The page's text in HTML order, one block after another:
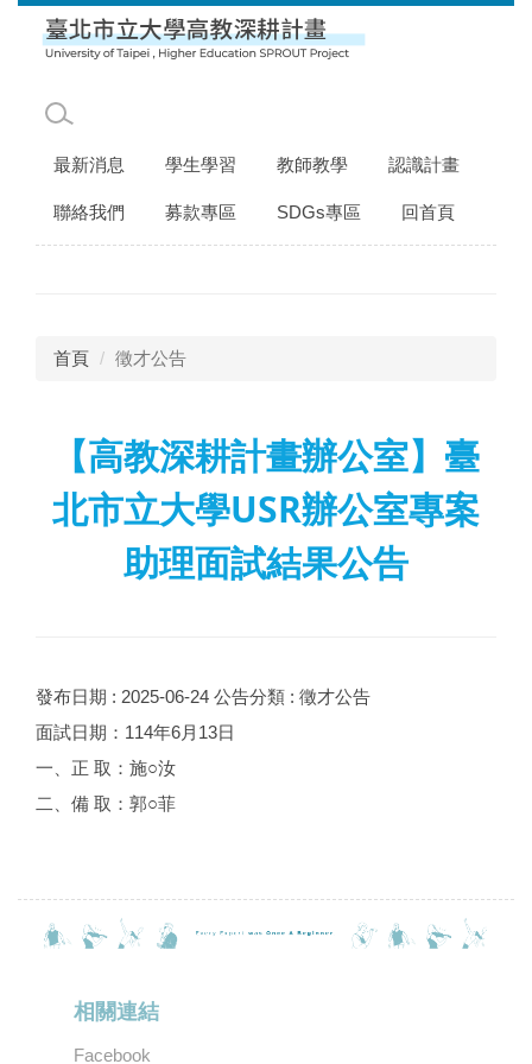
最新消息 學生學習 教師教學 認識計畫
聯絡我們 募款專區 SDGs專區 回首頁
首頁 徵才公告
【高教深耕計畫辦公室】臺
北市立大學USR辦公室專案
助理面試結果公告
發布日期 : 2025-06-24 公告分類 : 徵才公告
面試日期：114年6月13日
一、正 取：施○汝
二、備 取：郭○菲
相關連結
Facebook